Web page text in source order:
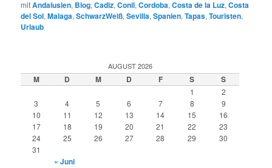
mitAndalusien, Blog,Cadiz,Conil,Cordoba,Costa de la Luz,Costa
del Sol,Malaga,SchwarzWeiß,Sevilla,Spanien,Tapas,Touristen,
Urlaub
AUGUST 2026
M D M D F S S
1
2
3
4 5 6 7 8
9
10
11 12 13 14 15
16
17
18 19 20 21 22
23
24
25 26 27 28 29
30
31
« Juni